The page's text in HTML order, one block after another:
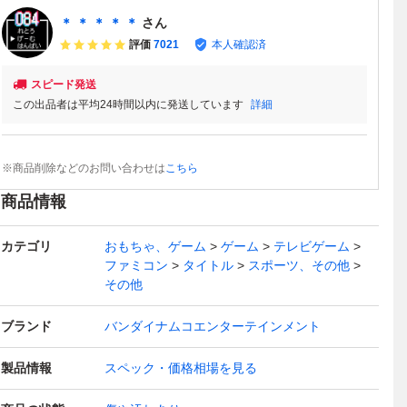
＊ ＊ ＊ ＊ ＊ さん
評価 7021 本人確認済
スピード発送
この出品者は平均24時間以内に発送しています 詳細
※商品削除などのお問い合わせはこちら
商品情報
カテゴリ おもちゃ、ゲーム ゲーム
テレビゲーム
ファミコン
タイトル
スポーツ、その他
その他
ブランド バンダイナムコエンターテインメント
製品情報 スペック・価格相場を見る